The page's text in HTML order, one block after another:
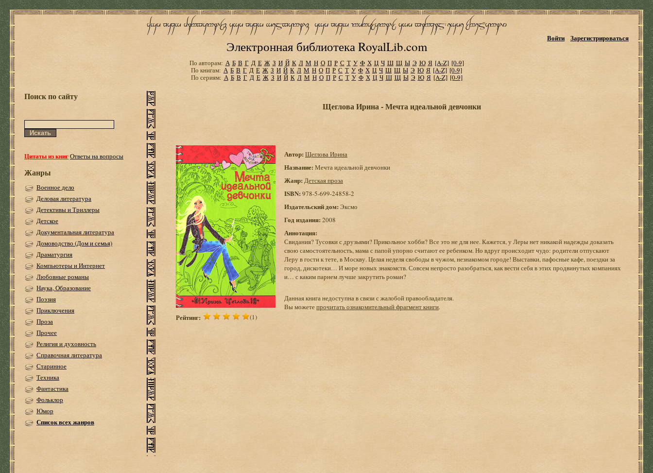
Электронная библиотека RoyalLib.com
Войти Зарегистрироваться
По авторам: А Б В Г Д Е Ж З И Й К Л М Н О П Р С Т У Ф Х Ц Ч Ш Щ Ы Э Ю Я [A-Z] [0-9]
По книгам: А Б В Г Д Е Ж З И Й К Л М Н О П Р С Т У Ф Х Ц Ч Ш Щ Ы Э Ю Я [A-Z] [0-9]
По сериям: А Б В Г Д Е Ж З И Й К Л М Н О П Р С Т У Ф Х Ц Ч Ш Щ Ы Э Ю Я [A-Z] [0-9]
Поиск по сайту
Цитаты из книгОтветы на вопросы
Жанры
Военное дело
Деловая литература
Детективы и Триллеры
Детское
Документальная литература
Домоводство (Дом и семья)
Драматургия
Компьютеры и Интернет
Любовные романы
Наука, Образование
Поэзия
Приключения
Проза
Прочее
Религия и духовность
Справочная литература
Старинное
Техника
Фантастика
Фольклор
Юмор
Список всех жанров
Щеглова Ирина - Мечта идеальной девчонки
Рейтинг: (1)
Автор: Щеглова Ирина
Название: Мечта идеальной девчонки
Жанр: Детская проза
ISBN: 978-5-699-24858-2
Издательский дом: Эксмо
Год издания: 2008
Аннотация:
Свидания? Тусовки с друзьями? Прикольное хобби? Все это не для нее. Кажется, у Леры нет никакой надежды доказать
свою самостоятельность, мама с папой упорно считают ее ребенком. Но вдруг происходит чудо: родители отпускают
Леру в гости к тете, в Москву. Целая неделя свободы в чужом, незнакомом городе! Выставки, пафосные кафе, поездки за
город, дискотеки… И море новых знакомств. Совсем непросто разобраться, как вести себя в этих продвинутых компаниях
и… с каким парнем лучше закрутить роман?
Данная книга недоступна в связи с жалобой правообладателя.
Вы можетепрочитать ознакомительный фрагмент книги.